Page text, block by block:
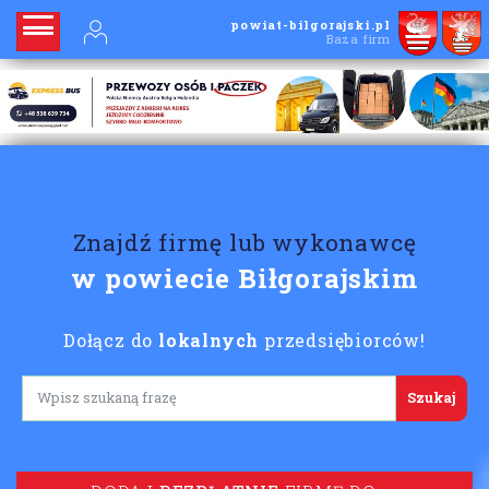
powiat-bilgorajski.pl
Baza firm
Znajdź firmę lub wykonawcę
w powiecie Biłgorajskim
Dołącz do lokalnych przedsiębiorców!
Lorem ipsum